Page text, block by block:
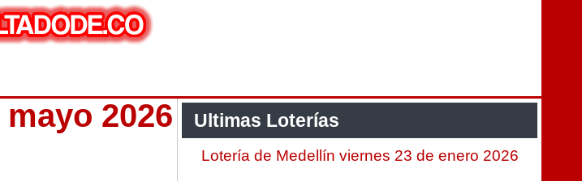
2026 Ultimas Loterías
Lotería de Medellín viernes 23 de enero 2026